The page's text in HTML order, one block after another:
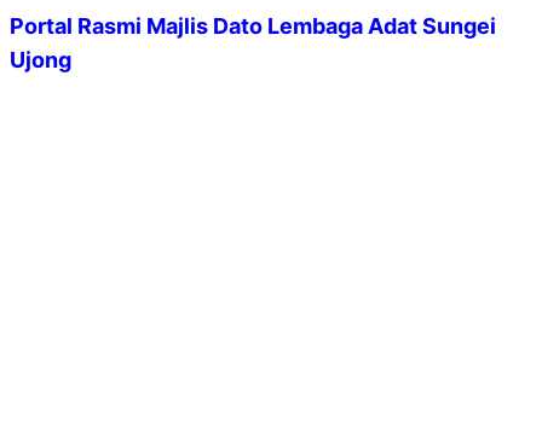
Portal Rasmi Majlis Dato Lembaga Adat Sungei
Ujong